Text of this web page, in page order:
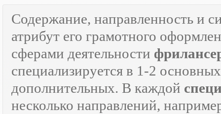
Содержание, направленность и
атрибут его грамотного
сферами деятельности
специализируется в 1-2
дополнительных. В каждой
несколько направлений,